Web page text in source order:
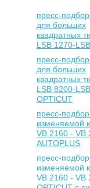
пресс-
для больших
квадратных
LSB 1270-
пресс-
для больших
квадратных
LSB 8200-
OPTICUT
пресс-
изменяемой
VB 2160 - VB
AUTOPLUS
пресс-
изменяемой
VB 2160 - VB